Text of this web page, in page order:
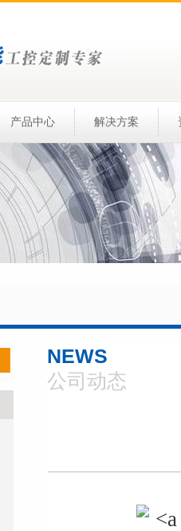
产品中心 解决方案
NEWS
公司动态